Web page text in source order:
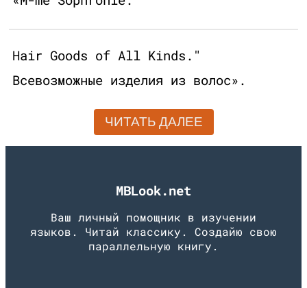
Hair Goods of All Kinds."
Всевозможные изделия из волос».
ЧИТАТЬ ДАЛЕЕ
MBLook.net
Ваш личный помощник в изучении
языков. Читай классику. Создайю свою
параллельную книгу.